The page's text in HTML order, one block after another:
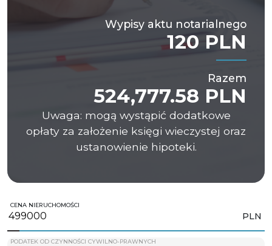
Wypisy aktu notarialnego
120 PLN
Razem
524,777.58 PLN
Uwaga: mogą wystąpić dodatkowe
opłaty za założenie księgi wieczystej oraz
ustanowienie hipoteki.
CENA NIERUCHOMOŚCI
PLN
PODATEK OD CZYNNOŚCI CYWILNO-PRAWNYCH